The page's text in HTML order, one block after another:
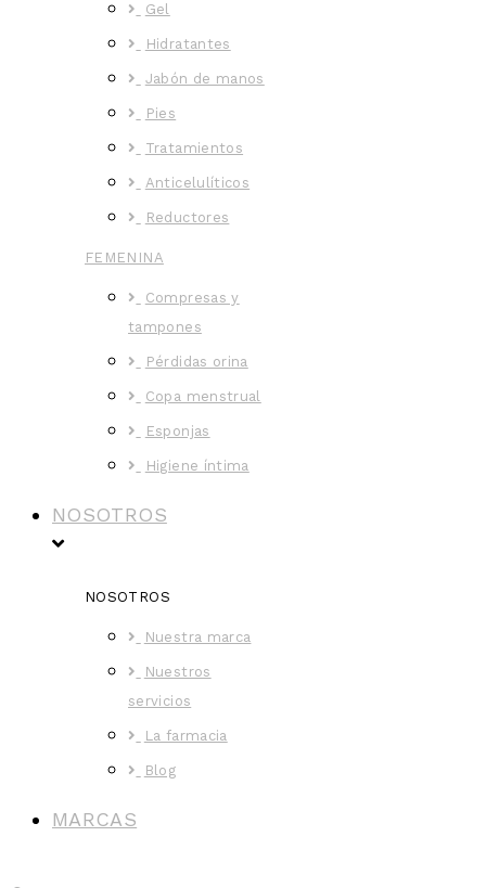
Gel
Hidratantes
Jabón de manos
Pies
Tratamientos
Anticelulíticos
Reductores
FEMENINA
Compresas y
tampones
Pérdidas orina
Copa menstrual
Esponjas
Higiene íntima
NOSOTROS
NOSOTROS
Nuestra marca
Nuestros
servicios
La farmacia
Blog
MARCAS